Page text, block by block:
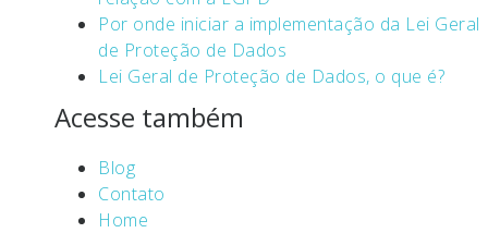
Por onde iniciar a implementação da Lei Geral
de Proteção de Dados
Lei Geral de Proteção de Dados, o que é?
Acesse também
Blog
Contato
Home